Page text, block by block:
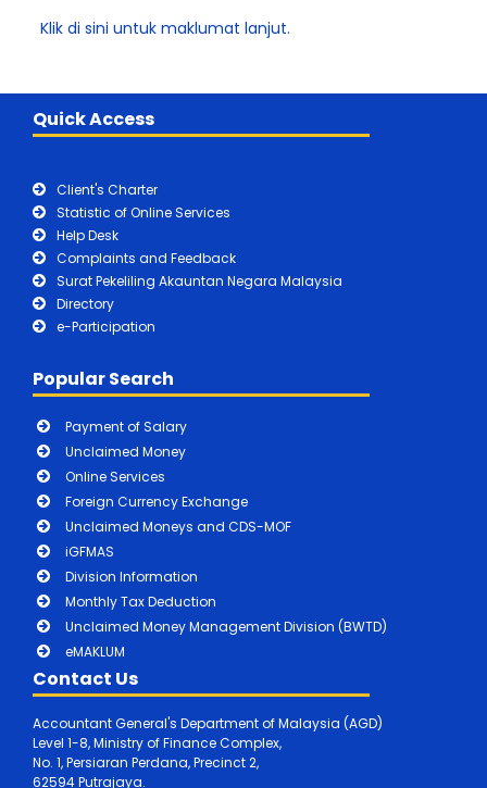
Klik di sini untuk maklumat lanjut.
Quick Access
Client's Charter
Statistic of Online Services
Help Desk
Complaints and Feedback
Surat Pekeliling Akauntan Negara Malaysia
Directory
e-Participation
Popular Search
Payment of Salary
Unclaimed Money
Online Services
Foreign Currency Exchange
Unclaimed Moneys and CDS-MOF
iGFMAS
Division Information
Monthly Tax Deduction
Unclaimed Money Management Division (BWTD)
eMAKLUM
Contact Us
Accountant General's Department of Malaysia (AGD)
Level 1-8, Ministry of Finance Complex,
No. 1, Persiaran Perdana, Precinct 2,
62594 Putrajaya.